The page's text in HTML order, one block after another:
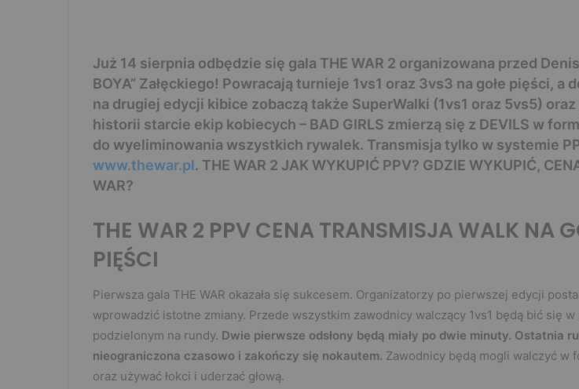
Już 14 sierpnia odbędzie się gala THE WAR 2 organizowana przed
BOYA” Załęckiego! Powracają turnieje 1vs1 oraz 3vs3 na gołe pięści, a
na drugiej edycji kibice zobaczą także SuperWalki (1vs1 oraz 5vs5)
historii starcie ekip kobiecych – BAD GIRLS zmierzą się z DEVILS w
do wyeliminowania wszystkich rywalek. Transmisja tylko w systemie
www.thewar.pl. THE WAR 2 JAK WYKUPIĆ PPV? GDZIE WYKUPIĆ,
WAR?
THE WAR 2 PPV CENA TRANSMISJA WALK NA
PIĘŚCI
Pierwsza gala THE WAR okazała się sukcesem. Organizatorzy po pierwszej edycji
wprowadzić istotne zmiany. Przede wszystkim zawodnicy walczący 1vs1 będą bić się
podzielonym na rundy. Dwie pierwsze odsłony będą miały po dwie minuty. Ostatnia
nieograniczona czasowo i zakończy się nokautem. Zawodnicy będą mogli walczyć w
oraz używać łokci i uderzać głową.